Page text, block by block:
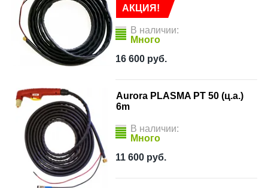
АКЦИЯ!
В наличии:
Много
16 600 руб.
Aurora PLASMA PT 50 (ц.а.)
6m
В наличии:
Много
11 600 руб.